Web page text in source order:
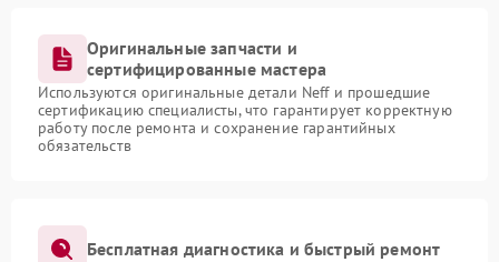
Оригинальные запчасти и
сертифицированные мастера
Используются оригинальные детали Neff и прошедшие
сертификацию специалисты, что гарантирует корректную
работу после ремонта и сохранение гарантийных
обязательств
Бесплатная диагностика и быстрый ремонт